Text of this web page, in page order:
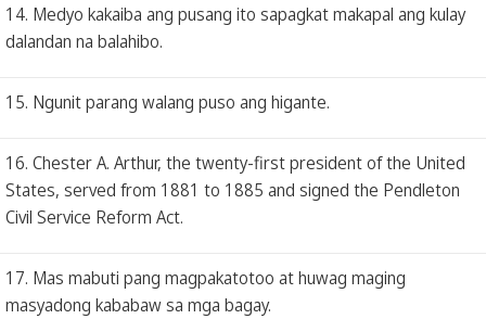
14. Medyo kakaiba ang pusang ito sapagkat makapal ang kulay
dalandan na balahibo.
15. Ngunit parang walang puso ang higante.
16. Chester A. Arthur, the twenty-first president of the United
States, served from 1881 to 1885 and signed the Pendleton
Civil Service Reform Act.
17. Mas mabuti pang magpakatotoo at huwag maging
masyadong kababaw sa mga bagay.